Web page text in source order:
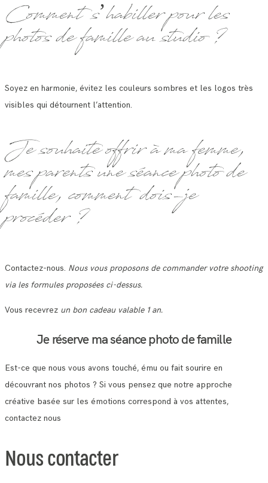
Comment s’habiller pour les
photos de famille au studio ?
Soyez en harmonie, évitez les couleurs sombres et les logos très
visibles qui détournent l’attention.
Je souhaite offrir à ma femme,
mes parents une séance photo de
famille, comment dois-je
procéder ?
Contactez-nous. Nous vous proposons de commander votre shooting
via les formules proposées ci-dessus.
Vous recevrez un bon cadeau valable 1 an.
Je réserve ma séance photo de famille
Est-ce que nous vous avons touché, ému ou fait sourire en
découvrant nos photos ? Si vous pensez que notre approche
créative basée sur les émotions correspond à vos attentes,
contactez nous
Nous contacter